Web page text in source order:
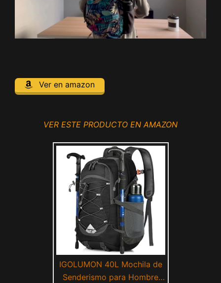
Ver en amazon
VER ESTE PRODUCTO EN AMAZON
IGOLUMON 40L Mochila de
Senderismo para Hombre